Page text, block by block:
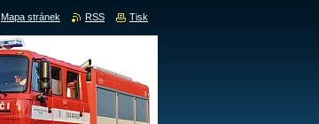
Mapa stránek RSS Tisk